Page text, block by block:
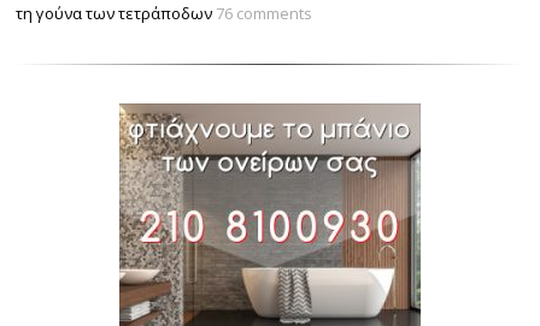
τη γούνα των τετράποδων 76 comments